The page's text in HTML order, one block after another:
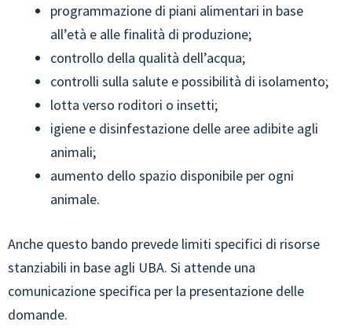
programmazione di piani alimentari in base
all’età e alle finalità di produzione;
controllo della qualità dell’acqua;
controlli sulla salute e possibilità di isolamento;
lotta verso roditori o insetti;
igiene e disinfestazione delle aree adibite agli
animali;
aumento dello spazio disponibile per ogni
animale.
Anche questo bando prevede limiti specifici di risorse
stanziabili in base agli UBA. Si attende una
comunicazione specifica per la presentazione delle
domande.